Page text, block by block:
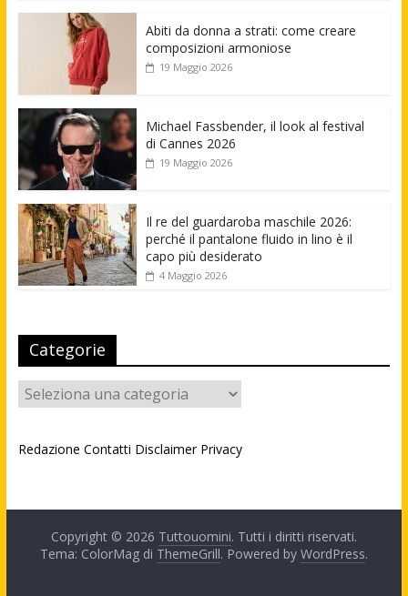
Abiti da donna a strati: come creare
composizioni armoniose
19 Maggio 2026
Michael Fassbender, il look al festival
di Cannes 2026
19 Maggio 2026
Il re del guardaroba maschile 2026:
perché il pantalone fluido in lino è il
capo più desiderato
4 Maggio 2026
Categorie
Categorie
Redazione Contatti Disclaimer Privacy
Copyright © 2026 Tuttouomini. Tutti i diritti riservati.
Tema: ColorMag di ThemeGrill. Powered by WordPress.